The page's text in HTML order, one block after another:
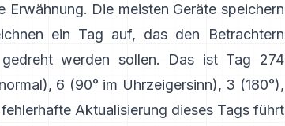
Die meisten Geräte speichern
ein Tag auf, das den Betrachtern
werden sollen. Das ist Tag 274
6 (90° im Uhrzeigersinn), 3 (180°),
Aktualisierung dieses Tags führt